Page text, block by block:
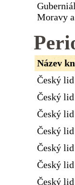
Moravy
Název
Český lid
Český
Český
Český
Český
Český
Český